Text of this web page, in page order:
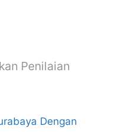
Penilaian
Dengan